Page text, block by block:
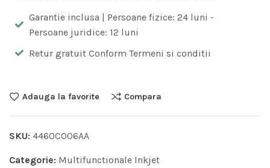
Garantie inclusa | Persoane fizice: 24 luni -
Persoane juridice: 12 luni
Retur gratuit Conform Termeni si conditii
Adauga la favorite Compara
SKU: 4460C006AA
Categorie: Multifunctionale Inkjet